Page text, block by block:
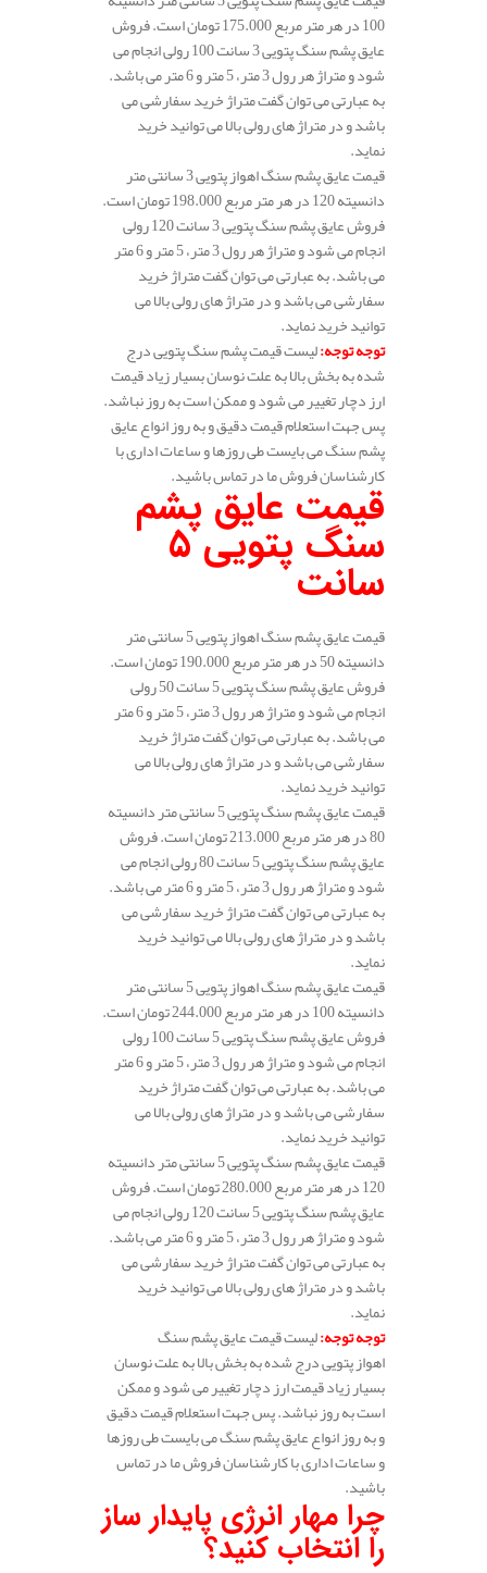
100 در هر متر مربع 175.000 تومان است. فروش
عایق پشم سنگ پتویی 3 سانت 100 رولی انجام می
شود و متراژ هر رول 3 متر، 5 متر و 6 متر می باشد.
به عبارتی می توان گفت متراژ خرید سفارشی می
باشد و در متراژ های رولی بالا می توانید خرید
نماید.
قیمت عایق پشم سنگ اهواز پتویی 3 سانتی متر
دانسیته 120 در هر متر مربع 198.000 تومان است.
فروش عایق پشم سنگ پتویی 3 سانت 120 رولی
انجام می شود و متراژ هر رول 3 متر، 5 متر و 6 متر
می باشد. به عبارتی می توان گفت متراژ خرید
سفارشی می باشد و در متراژ های رولی بالا می
توانید خرید نماید.
توجه توجه:لیست قیمت پشم سنگ پتویی درج
شده به بخش بالا به علت نوسان بسیار زیاد قیمت
ارز دچار تغییر می شود و ممکن است به روز نباشد.
پس جهت استعلام قیمت دقیق و به روز انواع عایق
پشم سنگ می بایست طی روزها و ساعات اداری با
کارشناسان فروش ما در تماس باشید.
قیمت عایق پشم
سنگ پتویی 5
سانت
قیمت عایق پشم سنگ اهواز پتویی 5 سانتی متر
دانسیته 50 در هر متر مربع 190.000 تومان است.
فروش عایق پشم سنگ پتویی 5 سانت 50 رولی
انجام می شود و متراژ هر رول 3 متر، 5 متر و 6 متر
می باشد. به عبارتی می توان گفت متراژ خرید
سفارشی می باشد و در متراژ های رولی بالا می
توانید خرید نماید.
قیمت عایق پشم سنگ پتویی 5 سانتی متر دانسیته
80 در هر متر مربع 213.000 تومان است. فروش
عایق پشم سنگ پتویی 5 سانت 80 رولی انجام می
شود و متراژ هر رول 3 متر، 5 متر و 6 متر می باشد.
به عبارتی می توان گفت متراژ خرید سفارشی می
باشد و در متراژ های رولی بالا می توانید خرید
نماید.
قیمت عایق پشم سنگ اهواز پتویی 5 سانتی متر
دانسیته 100 در هر متر مربع 244.000 تومان است.
فروش عایق پشم سنگ پتویی 5 سانت 100 رولی
انجام می شود و متراژ هر رول 3 متر، 5 متر و 6 متر
می باشد. به عبارتی می توان گفت متراژ خرید
سفارشی می باشد و در متراژ های رولی بالا می
توانید خرید نماید.
قیمت عایق پشم سنگ پتویی 5 سانتی متر دانسیته
120 در هر متر مربع 280.000 تومان است. فروش
عایق پشم سنگ پتویی 5 سانت 120 رولی انجام می
شود و متراژ هر رول 3 متر، 5 متر و 6 متر می باشد.
به عبارتی می توان گفت متراژ خرید سفارشی می
باشد و در متراژ های رولی بالا می توانید خرید
نماید.
توجه توجه:لیست قیمت عایق پشم سنگ
اهواز پتویی درج شده به بخش بالا به علت نوسان
بسیار زیاد قیمت ارز دچار تغییر می شود و ممکن
است به روز نباشد. پس جهت استعلام قیمت دقیق
و به روز انواع عایق پشم سنگ می بایست طی روزها
و ساعات اداری با کارشناسان فروش ما در تماس
باشید.
چرا مهار انرژی پایدار ساز
را انتخاب کنید؟